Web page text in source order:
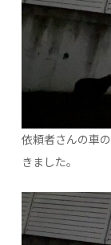
依頼者さんの車
きました。